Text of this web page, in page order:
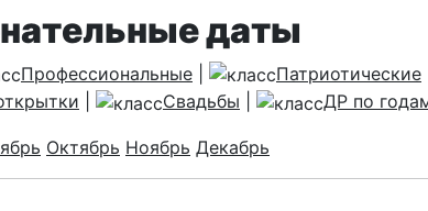
даты
Профессиональные Патриотические
Свадьбы ДР по
Октябрь Ноябрь Декабрь